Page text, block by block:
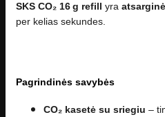
SKS CO₂ 16 g refill yra
per kelias sekundes.
Pagrindinės savybės
CO₂ kasetė su sriegiu –